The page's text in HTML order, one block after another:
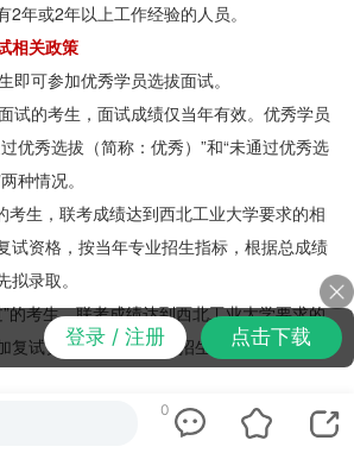
登录 / 注册 点击下载
2年或2年以上工作经验的人员。
相关政策
即可参加优秀学员选拔面试。
试的考生，面试成绩仅当年有效。优秀学员
优秀选拔（简称：优秀）”和“未通过优秀选
种情况。
考生，联考成绩达到西北工业大学要求的相
试资格，按当年专业招生指标，根据总成绩
录取。
的考生，联考成绩达到西北工业大学要求的
复试资格，按当年专业招生指标，根据总成
实施流程
0